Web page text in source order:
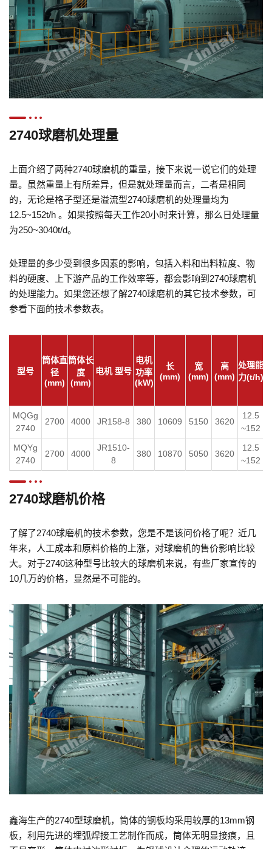
2740球磨机处理量
上面介绍了两种2740球磨机的重量，接下来说一说它们的处理
量。虽然重量上有所差异，但是就处理量而言，二者是相同
的，无论是格子型还是溢流型2740球磨机的处理量均为
12.5~152t/h 。如果按照每天工作20小时来计算，那么日处理量
为250~3040t/d。
处理量的多少受到很多因素的影响，包括入料和出料粒度、物
料的硬度、上下游产品的工作效率等，都会影响到2740球磨机
的处理能力。如果您还想了解2740球磨机的其它技术参数，可
参看下面的技术参数表。
型号
筒体直
径
(mm)
筒体长
度
(mm)
电机 型号
电机
功率
(kW)
长
(mm)
宽
(mm)
高
(mm)
处理能
力(t/h)
MQGg
2740
2700 4000 JR158-8 380 10609 5150 3620
12.5
~152
MQYg
2740
2700 4000
JR1510-
8
380 10870 5050 3620
12.5
~152
2740球磨机价格
了解了2740球磨机的技术参数，您是不是该问价格了呢？近几
年来，人工成本和原料价格的上涨，对球磨机的售价影响比较
大。对于2740这种型号比较大的球磨机来说，有些厂家宣传的
10几万的价格，显然是不可能的。
鑫海生产的2740型球磨机，筒体的钢板均采用较厚的13mm钢
板，利用先进的埋弧焊接工艺制作而成，筒体无明显接痕，且